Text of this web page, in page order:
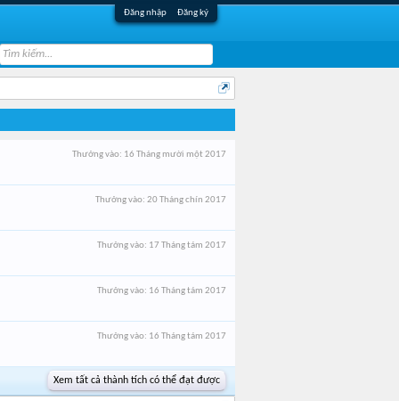
Đăng nhập Đăng ký
Thưởng vào: 16 Tháng mười một 2017
Thưởng vào: 20 Tháng chín 2017
Thưởng vào: 17 Tháng tám 2017
Thưởng vào: 16 Tháng tám 2017
Thưởng vào: 16 Tháng tám 2017
Xem tất cả thành tích có thể đạt được